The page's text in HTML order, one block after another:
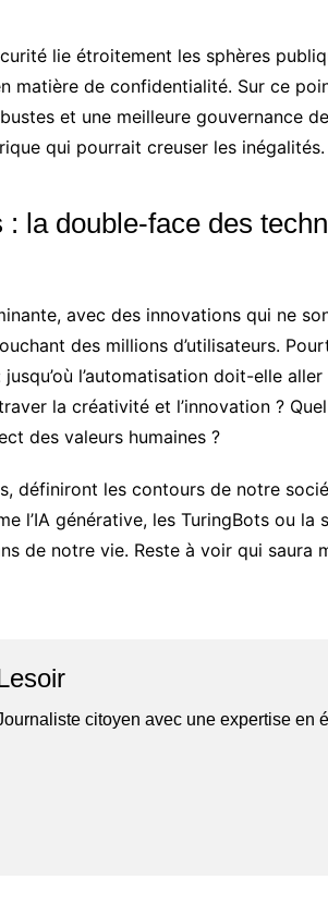
lie étroitement les sphères
matière de confidentialité. Sur ce
et une meilleure gouvernance
qui pourrait creuser les inégalités.
la double-face des
avec des innovations qui ne
des millions d’utilisateurs.
l’automatisation doit-elle
la créativité et l’innovation ?
des valeurs humaines ?
définiront les contours de notre
l’IA générative, les TuringBots ou la
de notre vie. Reste à voir qui saura
citoyen avec une expertise en